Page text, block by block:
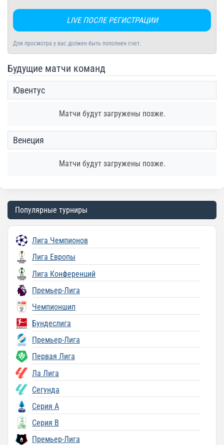
LIVE ПОСЛЕ РЕГИСТРАЦИИ
Для просмотра у вас должен быть пополнен счет.
Будущие матчи команд
Ювентус
Матчи будут загружены позже.
Венеция
Матчи будут загружены позже.
Популярные турниры
Лига Чемпионов
Лига Европы
Лига Конференций
Премьер-Лига
Чемпионшип
Бундеслига
Премьер-Лига
Первая Лига
Ла Лига
Сегунда
Серия A
Серия B
Премьер-Лига